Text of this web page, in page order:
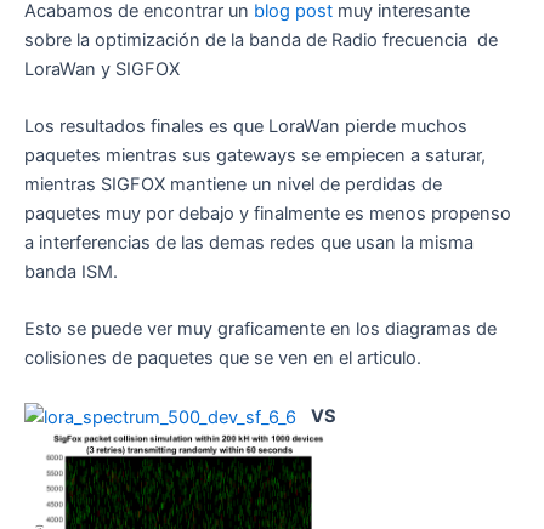
Acabamos de encontrar un blog post muy interesante
sobre la optimización de la banda de Radio frecuencia de
LoraWan y SIGFOX
Los resultados finales es que LoraWan pierde muchos
paquetes mientras sus gateways se empiecen a saturar,
mientras SIGFOX mantiene un nivel de perdidas de
paquetes muy por debajo y finalmente es menos propenso
a interferencias de las demas redes que usan la misma
banda ISM.
Esto se puede ver muy graficamente en los diagramas de
colisiones de paquetes que se ven en el articulo.
VS